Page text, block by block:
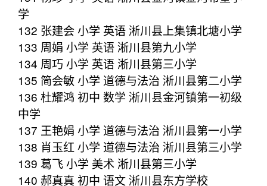
学
132 张建会 小学 英语 淅川县上集镇北塘小学
133 周娟 小学 英语 淅川县第九小学
134 周巧 小学 英语 淅川县第三小学
135 简会敏 小学 道德与法治 淅川县第二小学
136 杜耀鸿 初中 数学 淅川县金河镇第一初级
中学
137 王艳娟 小学 道德与法治 淅川县第一小学
138 肖玉红 小学 道德与法治 淅川县第三小学
139 葛飞 小学 美术 淅川县第三小学
140 郝真真 初中 语文 淅川县东方学校